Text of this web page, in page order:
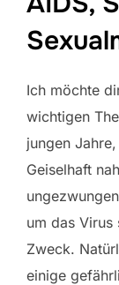
Ich möchte
wichtigen
jungen
Geiselhaft
um das
Zweck.
einige